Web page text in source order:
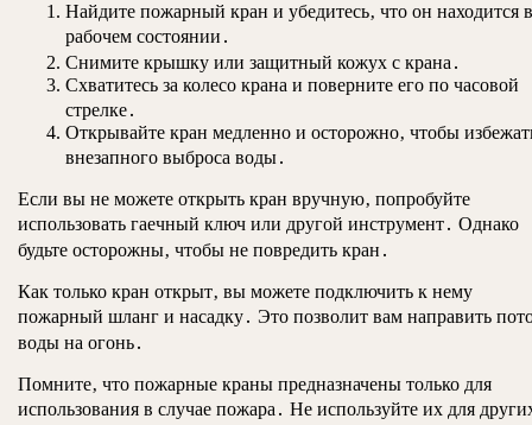
Найдите пожарный кран и убедитесь‚ что он находится в
рабочем состоянии․
Снимите крышку или защитный кожух с крана․
Схватитесь за колесо крана и поверните его по часовой
стрелке․
Открывайте кран медленно и осторожно‚ чтобы
внезапного выброса воды․
Если вы не можете открыть кран вручную‚ попробуйте
использовать гаечный ключ или другой инструмент․ Однако
будьте осторожны‚ чтобы не повредить кран․
Как только кран открыт‚ вы можете подключить к нему
пожарный шланг и насадку․ Это позволит вам направить
воды на огонь․
Помните‚ что пожарные краны предназначены только для
использования в случае пожара․ Не используйте их для